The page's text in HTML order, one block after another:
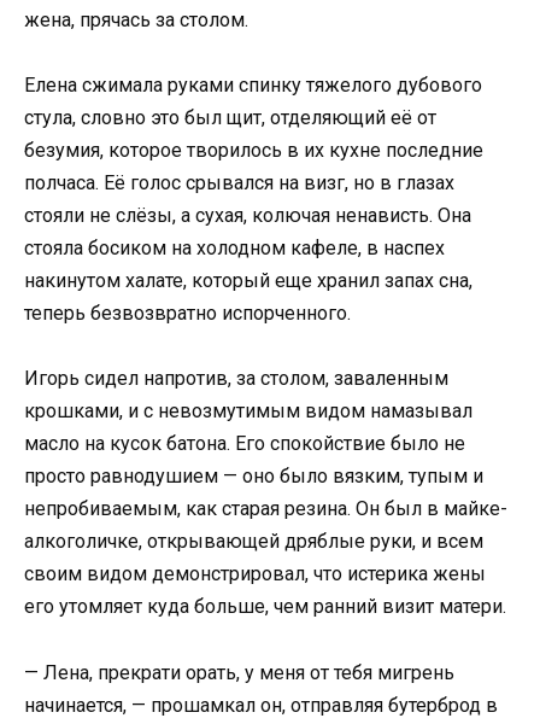
жена, прячась за столом.
Елена сжимала руками спинку тяжелого дубового
стула, словно это был щит, отделяющий её от
безумия, которое творилось в их кухне последние
полчаса. Её голос срывался на визг, но в глазах
стояли не слёзы, а сухая, колючая ненависть. Она
стояла босиком на холодном кафеле, в наспех
накинутом халате, который еще хранил запах сна,
теперь безвозвратно испорченного.
Игорь сидел напротив, за столом, заваленным
крошками, и с невозмутимым видом намазывал
масло на кусок батона. Его спокойствие было не
просто равнодушием — оно было вязким, тупым и
непробиваемым, как старая резина. Он был в майке-
алкоголичке, открывающей дряблые руки, и всем
своим видом демонстрировал, что истерика жены
его утомляет куда больше, чем ранний визит матери.
— Лена, прекрати орать, у меня от тебя мигрень
начинается, — прошамкал он, отправляя бутерброд в